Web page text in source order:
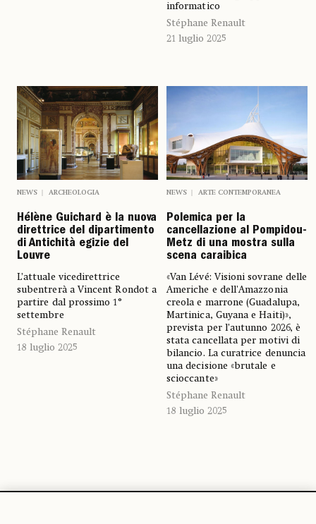
informatico
Stéphane Renault
21 luglio 2025
NEWS ARCHEOLOGIA
Hélène Guichard è la nuova
direttrice del dipartimento
di Antichità egizie del
Louvre
L’attuale vicedirettrice
subentrerà a Vincent Rondot a
partire dal prossimo 1°
settembre
Stéphane Renault
18 luglio 2025
NEWS ARTE CONTEMPORANEA
Polemica per la
cancellazione al Pompidou-
Metz di una mostra sulla
scena caraibica
«Van Lévé: Visioni sovrane delle
Americhe e dell'Amazzonia
creola e marrone (Guadalupa,
Martinica, Guyana e Haiti)»,
prevista per l’autunno 2026, è
stata cancellata per motivi di
bilancio. La curatrice denuncia
una decisione «brutale e
scioccante»
Stéphane Renault
18 luglio 2025